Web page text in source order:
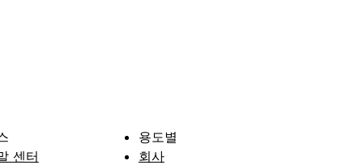
센터
용도별
회사